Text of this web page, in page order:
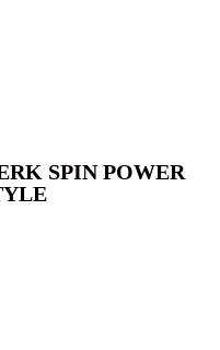
SPIN POWER